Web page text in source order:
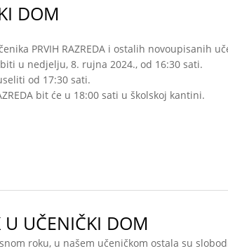
DOM
PRVIH RAZREDA i ostalih novoupisanih
u nedjelju, 8. rujna 2024., od 16:30 sati.
od 17:30 sati.
bit će u 18:00 sati u školskoj kantini.
U UČENIČKI DOM
roku, u našem učeničkom ostala su